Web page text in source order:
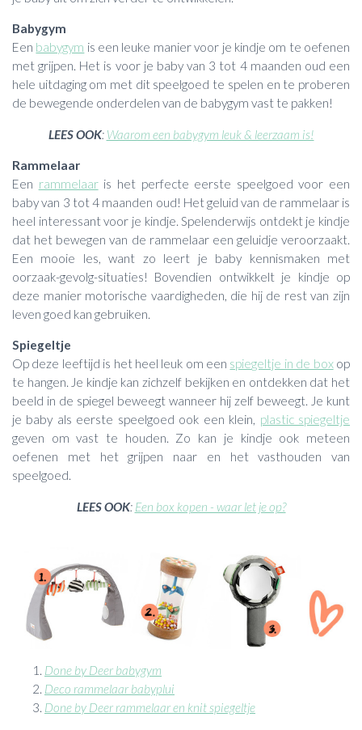
Babygym
Een babygym is een leuke manier voor je kindje om te oefenen
met grijpen. Het is voor je baby van 3 tot 4 maanden oud een
hele uitdaging om met dit speelgoed te spelen en te proberen
de bewegende onderdelen van de babygym vast te pakken!
LEES OOK: Waarom een babygym leuk & leerzaam is!
Rammelaar
Een rammelaaris het perfecte eerste speelgoed voor een
baby van 3 tot 4 maanden oud! Het geluid van de rammelaar is
heel interessant voor je kindje. Spelenderwijs ontdekt je kindje
dat het bewegen van de rammelaar een geluidje veroorzaakt.
Een mooie les, want zo leert je baby kennismaken met
oorzaak-gevolg-situaties! Bovendien ontwikkelt je kindje op
deze manier motorische vaardigheden, die hij de rest van zijn
leven goed kan gebruiken.
Spiegeltje
Op deze leeftijd is het heel leuk om een spiegeltje in de boxop
te hangen. Je kindje kan zichzelf bekijken en ontdekken dat het
beeld in de spiegel beweegt wanneer hij zelf beweegt. Je kunt
je baby als eerste speelgoed ook een klein, plastic spiegeltje
geven om vast te houden. Zo kan je kindje ook meteen
oefenen met het grijpen naar en het vasthouden van
speelgoed.
LEES OOK: Een box kopen - waar let je op?
Done by Deer babygym
Deco rammelaar babyplui
Done by Deer rammelaar en knit spiegeltje